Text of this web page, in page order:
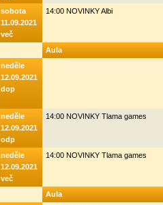
sobota
11.09.2021
več
14:00 NOVINKY Albi
Aula
neděle
12.09.2021
dop
neděle
12.09.2021
odp
14:00 NOVINKY Tlama games
neděle
12.09.2021
več
14:00 NOVINKY Tlama games
Aula